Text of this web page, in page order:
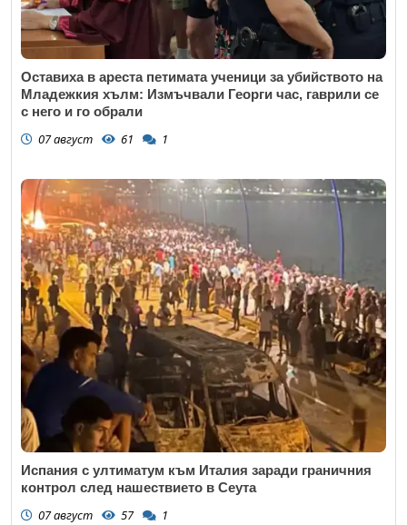
Оставиха в ареста петимата ученици за убийството на
Младежкия хълм: Измъчвали Георги час, гаврили се
с него и го обрали
07 август 61 1
Испания с ултиматум към Италия заради граничния
контрол след нашествието в Сеута
07 август 57 1